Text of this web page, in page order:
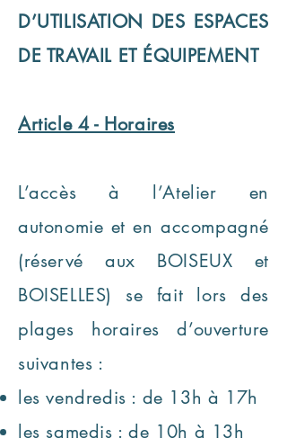
D’UTILISATION DES ESPACES
DE TRAVAIL ET ÉQUIPEMENT
Article 4 - Horaires
L’accès à l’Atelier en
autonomie et en accompagné
(réservé aux BOISEUX et
BOISELLES) se fait lors des
plages horaires d’ouverture
suivantes :
les vendredis : de 13h à 17h
les samedis : de 10h à 13h